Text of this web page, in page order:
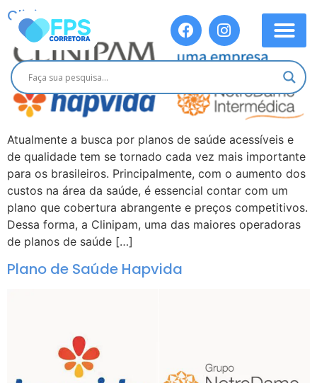
Clinipam
Atualmente a busca por planos de saúde acessíveis e
de qualidade tem se tornado cada vez mais importante
para os brasileiros. Principalmente, com o aumento dos
custos na área da saúde, é essencial contar com um
plano que cobertura abrangente e preços competitivos.
Dessa forma, a Clinipam, uma das maiores operadoras
de planos de saúde […]
Plano de Saúde Hapvida